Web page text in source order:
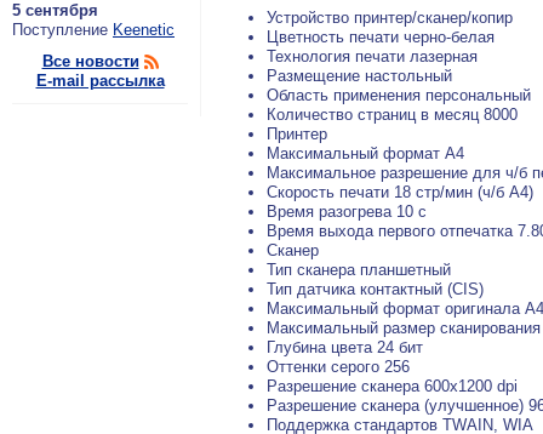
5 сентября
По­ступ­ле­ние Keenetic
Все новости
E-mail рассылка
Устройство принтер/сканер/копир
Цветность печати черно-белая
Технология печати лазерная
Размещение настольный
Область применения персональный
Количество страниц в месяц 8000
Принтер
Максимальный формат A4
Максимальное разрешение для ч/б
Скорость печати 18 стр/мин (ч/б А4)
Время разогрева 10 с
Время выхода первого отпечатка
Сканер
Тип сканера планшетный
Тип датчика контактный (CIS)
Максимальный формат оригинала A4
Максимальный размер
Глубина цвета 24 бит
Оттенки серого 256
Разрешение сканера 600x1200 dpi
Разрешение сканера (улучшенное)
Поддержка стандартов TWAIN, WIA